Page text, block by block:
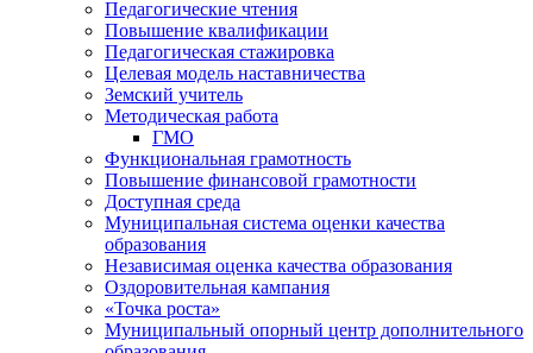
Педагогические чтения
Повышение квалификации
Педагогическая стажировка
Целевая модель наставничества
Земский учитель
Методическая работа
ГМО
Функциональная грамотность
Повышение финансовой грамотности
Доступная среда
Муниципальная система оценки качества
образования
Независимая оценка качества образования
Оздоровительная кампания
«Точка роста»
Муниципальный опорный центр дополнительного